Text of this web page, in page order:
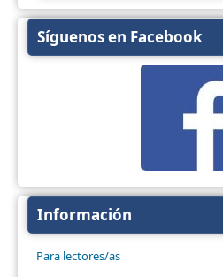
Síguenos en Facebook
Información
Para lectores/as